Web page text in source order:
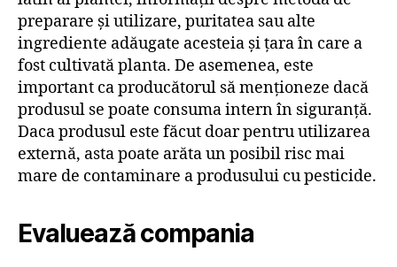
preparare și utilizare, puritatea sau alte
ingrediente adăugate acesteia și țara în care a
fost cultivată planta. De asemenea, este
important ca producătorul să menționeze dacă
produsul se poate consuma intern în siguranță.
Daca produsul este făcut doar pentru utilizarea
externă, asta poate arăta un posibil risc mai
mare de contaminare a produsului cu pesticide.
Evaluează compania